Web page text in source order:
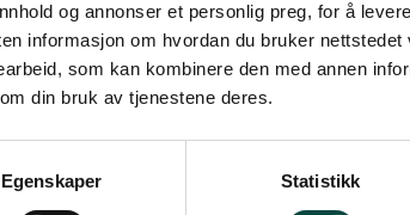
og annonser et personlig preg, for å
informasjon om hvordan du bruker
som kan kombinere den med annen
din bruk av tjenestene deres.
Egenskaper Statistikk